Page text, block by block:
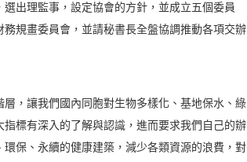
出理監事，設定協會的方針，並成立五個委員
規畫委員會，並請秘書長全盤協調推動各項交辦
，讓我們國內同胞對生物多樣化、基地保水、綠
標有深入的了解與認識，進而要求我們自己的辦
保、永續的健康建築，減少各類資源的浪費，對